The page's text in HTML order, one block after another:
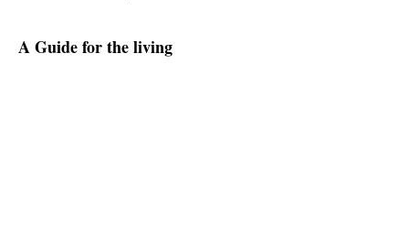
A Guide for the living